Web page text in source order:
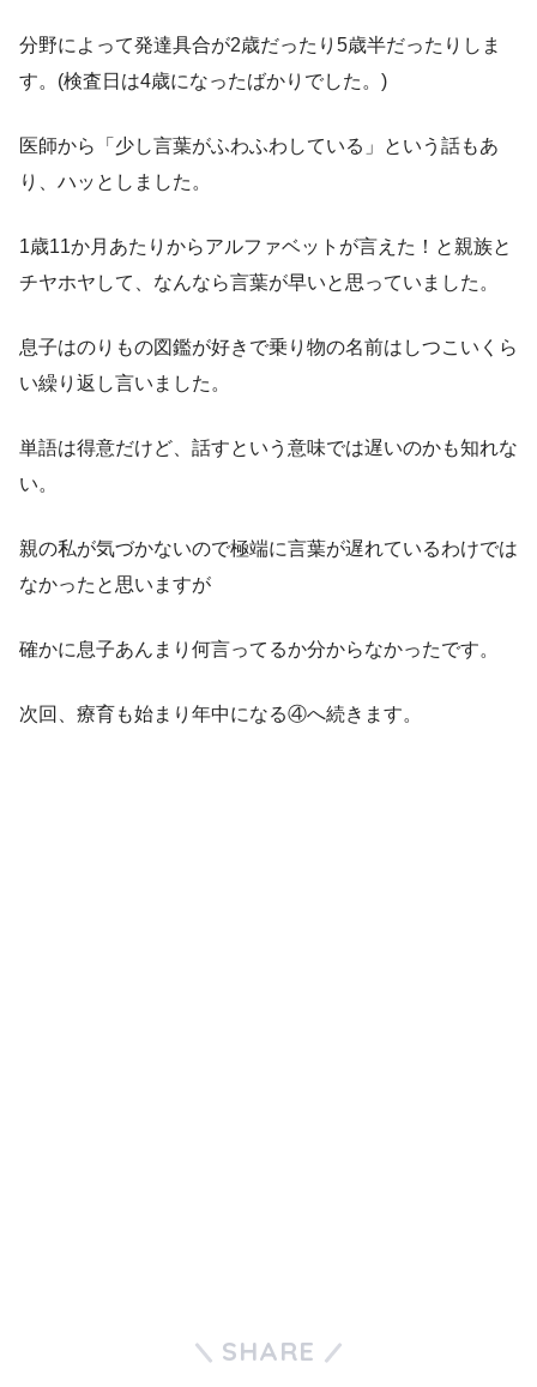
分野によって発達具合が2歳だったり5歳半だったりしま
す。(検査日は4歳になったばかりでした。)
医師から「少し言葉がふわふわしている」という話もあ
り、ハッとしました。
1歳11か月あたりからアルファベットが言えた！と親族と
チヤホヤして、なんなら言葉が早いと思っていました。
息子はのりもの図鑑が好きで乗り物の名前はしつこいくら
い繰り返し言いました。
単語は得意だけど、話すという意味では遅いのかも知れな
い。
親の私が気づかないので極端に言葉が遅れているわけでは
なかったと思いますが
確かに息子あんまり何言ってるか分からなかったです。
次回、療育も始まり年中になる④へ続きます。
SHARE